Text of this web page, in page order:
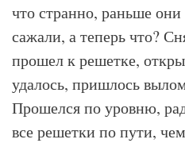
что странно, раньше
сажали, а теперь что?
прошел к решетке,
удалось, пришлось
Прошелся по уровню,
все решетки по пути,